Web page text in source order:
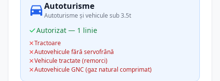
Autoturisme
Autoturisme și vehicule sub 3.5t
Autorizat — 1 linie
Tractoare
Autovehicule fără servofrână
Vehicule tractate (remorci)
Autovehicule GNC (gaz natural comprimat)